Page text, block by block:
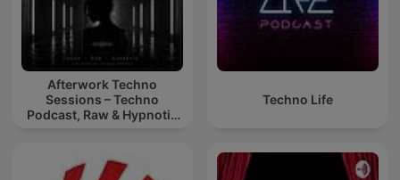
Afterwork Techno
Sessions – Techno
Podcast, Raw & Hypnotic
Techno Life